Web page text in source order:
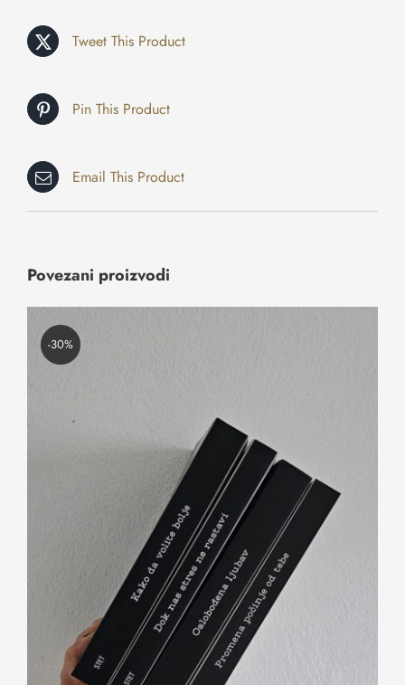
Tweet This Product
Pin This Product
Email This Product
Povezani proizvodi
-30%